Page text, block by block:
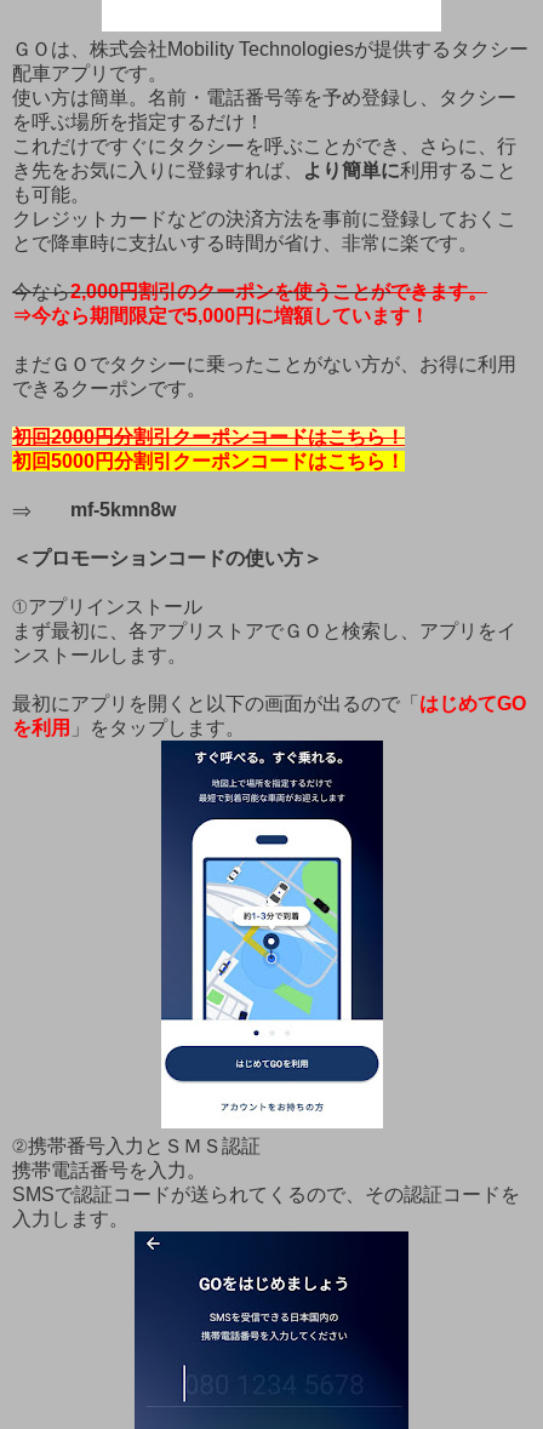
ＧＯは、株式会社Mobility Technologiesが提供するタクシー
配車アプリです。
使い方は簡単。名前・電話番号等を予め登録し、タクシー
を呼ぶ場所を指定するだけ！
これだけですぐにタクシーを呼ぶことができ、さらに、行
き先をお気に入りに登録すれば、
より簡単に利用すること
も可能。
クレジットカードなどの決済方法を事前に登録しておくこ
とで降車時に支払いする時間が省け、非常に楽です。
今なら2,000円割引のクーポンを使うことができます。
⇒今なら期間限定で5,000円に増額しています！
まだＧＯでタクシーに乗ったことがない方が、お得に利用
できるクーポンです。
初回2000円分割引クーポンコードはこちら！
初回5000円分割引クーポンコードはこちら！
⇒ mf-5kmn8w
＜プロモーションコードの使い方＞
①アプリインストール
まず最初に、各アプリストアでＧＯと検索し、アプリをイ
ンストールします。
最初にアプリを開くと以下の画面が出るので「 はじめてGO
を利用 」をタップします。
②携帯番号入力とＳＭＳ認証
携帯電話番号を入力。
SMSで認証コードが送られてくるので、その認証コードを
入力します。